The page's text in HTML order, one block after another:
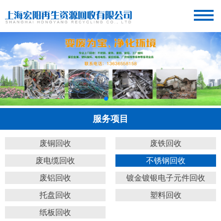
服务项目
废铜回收 废铁回收
废电缆回收 不锈钢回收
废铝回收 镀金镀银电子元件回收
托盘回收 塑料回收
纸板回收